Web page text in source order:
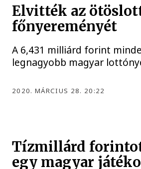
Elvitték az
főnyereményét
A 6,431 milliárd forint
legnagyobb magyar
2020. MÁRCIUS 28. 20:22
Tízmillárd
egy magyar